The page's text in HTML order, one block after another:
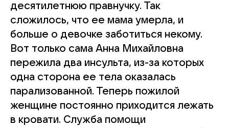
десятилетнюю правнучку. Так
сложилось, что ее мама умерла, и
больше о девочке заботиться некому.
Вот только сама Анна Михайловна
пережила два инсульта, из-за которых
одна сторона ее тела оказалась
парализованной. Теперь пожилой
женщине постоянно приходится лежать
в кровати. Служба помощи